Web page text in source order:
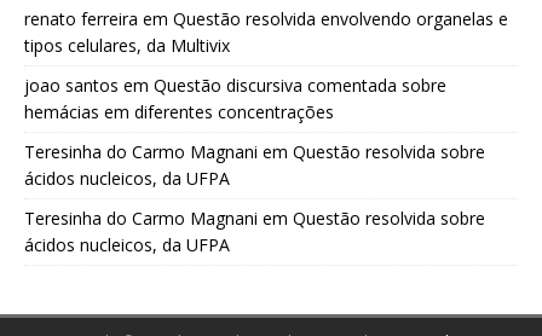
renato ferreira em Questão resolvida envolvendo organelas e
tipos celulares, da Multivix
joao santos em Questão discursiva comentada sobre
hemácias em diferentes concentrações
Teresinha do Carmo Magnani em Questão resolvida sobre
ácidos nucleicos, da UFPA
Teresinha do Carmo Magnani em Questão resolvida sobre
ácidos nucleicos, da UFPA